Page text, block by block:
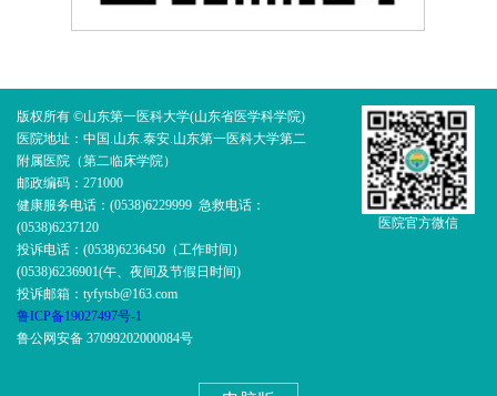
版权所有 ©山东第一医科大学(山东省医学科学院)
医院地址：中国.山东.泰安.山东第一医科大学第二
附属医院（第二临床学院）
邮政编码：271000
健康服务电话：(0538)6229999 急救电话：
(0538)6237120
投诉电话：(0538)6236450（工作时间）
(0538)6236901(午、夜间及节假日时间)
投诉邮箱：tyfytsb@163.com
鲁ICP备19027497号-1
鲁公网安备 37099202000084号
医院官方微信